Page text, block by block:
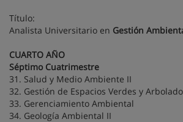
Título:
Analista Universitario en Gestión
CUARTO AÑO
Séptimo Cuatrimestre
31. Salud y Medio Ambiente II
32. Gestión de Espacios Verdes y
33. Gerenciamiento Ambiental
34. Geología Ambiental II